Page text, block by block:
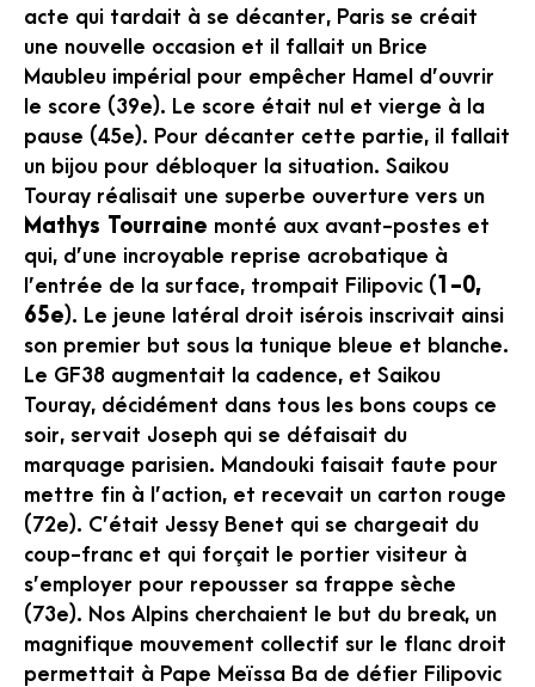
acte qui tardait à se décanter, Paris se créait
une nouvelle occasion et il fallait un Brice
Maubleu impérial pour empêcher Hamel d’ouvrir
le score (39e). Le score était nul et vierge à la
pause (45e). Pour décanter cette partie, il fallait
un bijou pour débloquer la situation. Saikou
Touray réalisait une superbe ouverture vers un
Mathys Tourraine monté aux avant-postes et
qui, d’une incroyable reprise acrobatique à
l’entrée de la surface, trompait Filipovic (1-0,
65e). Le jeune latéral droit isérois inscrivait ainsi
son premier but sous la tunique bleue et blanche.
Le GF38 augmentait la cadence, et Saikou
Touray, décidément dans tous les bons coups ce
soir, servait Joseph qui se défaisait du
marquage parisien. Mandouki faisait faute pour
mettre fin à l’action, et recevait un carton rouge
(72e). C’était Jessy Benet qui se chargeait du
coup-franc et qui forçait le portier visiteur à
s’employer pour repousser sa frappe sèche
(73e). Nos Alpins cherchaient le but du break, un
magnifique mouvement collectif sur le flanc droit
permettait à Pape Meïssa Ba de défier Filipovic